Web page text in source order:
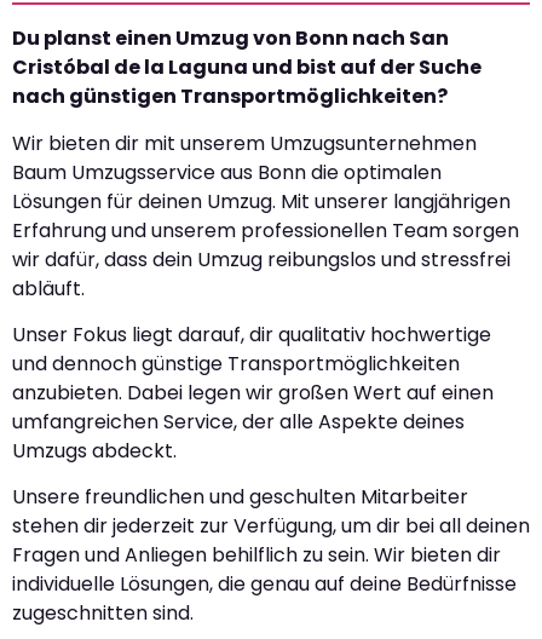
Du planst einen Umzug von Bonn nach San
Cristóbal de la Laguna und bist auf der Suche
nach günstigen Transportmöglichkeiten?
Wir bieten dir mit unserem Umzugsunternehmen
Baum Umzugsservice aus Bonn die optimalen
Lösungen für deinen Umzug. Mit unserer langjährigen
Erfahrung und unserem professionellen Team sorgen
wir dafür, dass dein Umzug reibungslos und stressfrei
abläuft.
Unser Fokus liegt darauf, dir qualitativ hochwertige
und dennoch günstige Transportmöglichkeiten
anzubieten. Dabei legen wir großen Wert auf einen
umfangreichen Service, der alle Aspekte deines
Umzugs abdeckt.
Unsere freundlichen und geschulten Mitarbeiter
stehen dir jederzeit zur Verfügung, um dir bei all deinen
Fragen und Anliegen behilflich zu sein. Wir bieten dir
individuelle Lösungen, die genau auf deine Bedürfnisse
zugeschnitten sind.